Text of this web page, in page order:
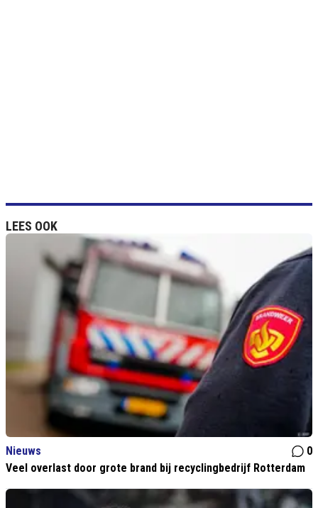
LEES OOK
Nieuws
0
Veel overlast door grote brand bij recyclingbedrijf Rotterdam